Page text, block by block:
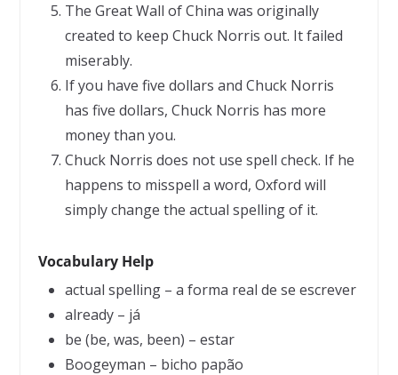
The Great Wall of China was originally
created to keep Chuck Norris out. It failed
miserably.
If you have five dollars and Chuck Norris
has five dollars, Chuck Norris has more
money than you.
Chuck Norris does not use spell check. If he
happens to misspell a word, Oxford will
simply change the actual spelling of it.
Vocabulary Help
actual spelling – a forma real de se escrever
already – já
be (be, was, been) – estar
Boogeyman – bicho papão